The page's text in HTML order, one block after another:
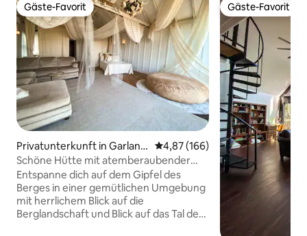
Gäste-Favorit
Gäste-Favorit
Privatunterkunft in Garland
County
Durchschnittliche Bewertung:
4,87 (166)
Schöne Hütte mit atemberaubender
Aussicht
Entspanne dich auf dem Gipfel des
Berges in einer gemütlichen Umgebung
mit herrlichem Blick auf die
Berglandschaft und Blick auf das Tal der
Gäste-Favorit
Gäste-Favorit